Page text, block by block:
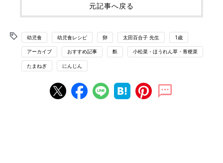
元記事へ戻る
幼児食 幼児食レシピ 卵 太田百合子 先生 1歳
アーカイブ おすすめ記事 麩 小松菜・ほうれん草・青梗菜
たまねぎ にんじん